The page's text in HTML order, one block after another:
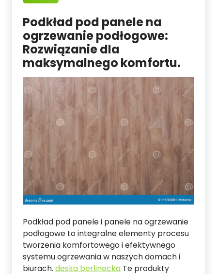
Podkład pod panele na
ogrzewanie podłogowe:
Rozwiązanie dla
maksymalnego komfortu.
Podkład pod panele i panele na ogrzewanie
podłogowe to integralne elementy procesu
tworzenia komfortowego i efektywnego
systemu ogrzewania w naszych domach i
biurach. deska berlinecka Te produkty